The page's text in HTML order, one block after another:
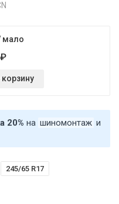
мало
корзину
20% на шиномонтаж и
245/65 R17